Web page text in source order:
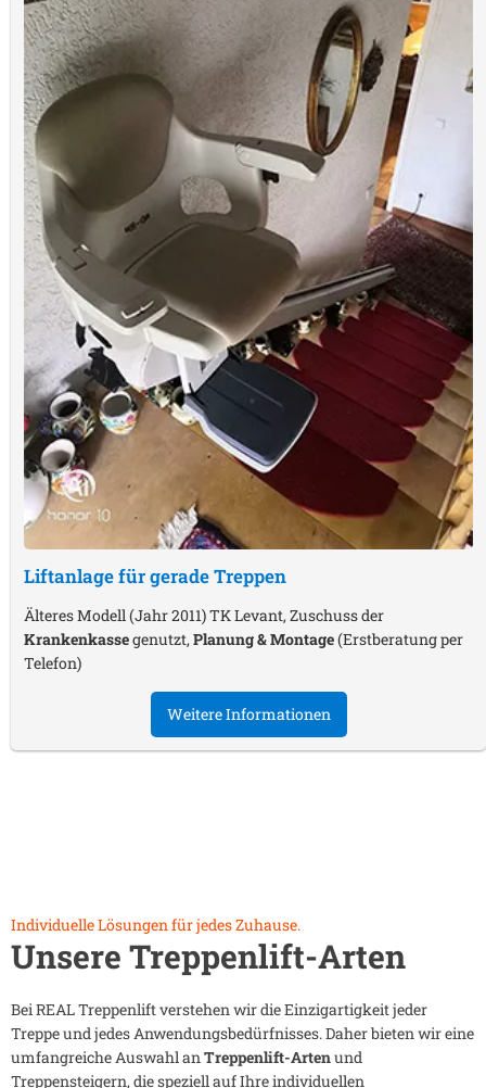
Liftanlage für gerade Treppen
Älteres Modell (Jahr 2011) TK Levant, Zuschuss der
Krankenkassegenutzt,Planung & Montage(Erstberatung per
Telefon)
Weitere Informationen
Individuelle Lösungen für jedes Zuhause.
Unsere Treppenlift-Arten
Bei REAL Treppenlift verstehen wir die Einzigartigkeit jeder
Treppe und jedes Anwendungsbedürfnisses. Daher bieten wir eine
umfangreiche Auswahl anTreppenlift-Artenund
Treppensteigern, die speziell auf Ihre individuellen